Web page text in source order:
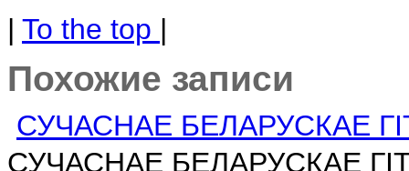
| To the top |
Похожие записи
СУЧАСНАЕ БЕЛАРУСКАЕ
СУЧАСНАЕ БЕЛАРУСКАЕ